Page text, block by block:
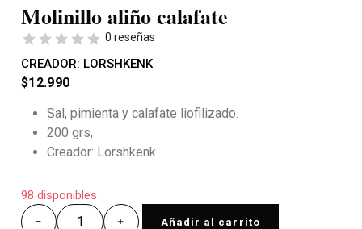
Molinillo aliño calafate
0 reseñas
CREADOR: LORSHKENK
$12.990
Sal, pimienta y calafate liofilizado.
200 grs,
Creador: Lorshkenk
98 disponibles
Añadir al carrito